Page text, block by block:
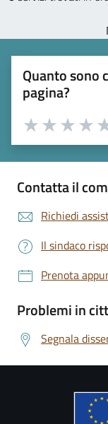
Quanto sono
pagina?
Valuta 3
Valuta 2
Valuta 1 stelle su
Contatta il
Richiedi
Il sindaco
Prenota
Problemi in
Segnala